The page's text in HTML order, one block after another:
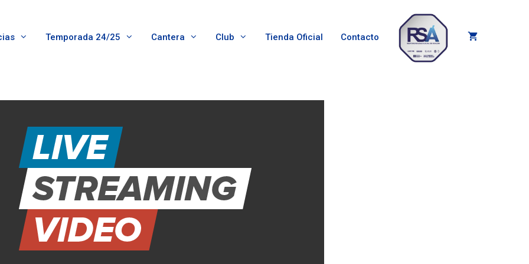
Temporada 24/25 Cantera Club Tienda Oficial Contacto